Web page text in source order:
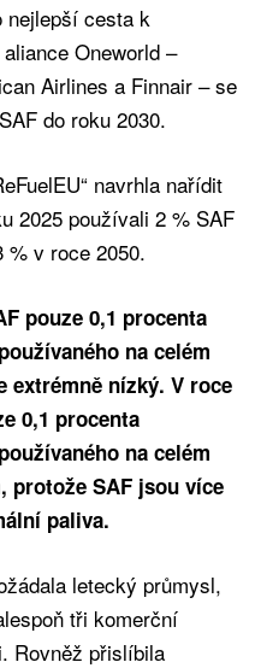
nejlepší cesta k
Oneworld –
Airlines a Finnair – se
do roku 2030.
navrhla nařídit
2025 používali 2 % SAF
v roce 2050.
pouze 0,1 procenta
na celém
extrémně nízký. V roce
0,1 procenta
na celém
protože SAF jsou více
paliva.
letecký průmysl,
tři komerční
Rovněž přislíbila